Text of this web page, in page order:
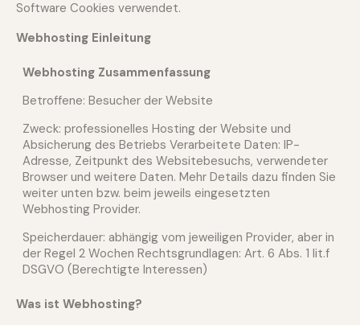
Software Cookies verwendet.
Webhosting Einleitung
Webhosting Zusammenfassung
Betroffene: Besucher der Website
Zweck: professionelles Hosting der Website und
Absicherung des Betriebs Verarbeitete Daten: IP-
Adresse, Zeitpunkt des Websitebesuchs, verwendeter
Browser und weitere Daten. Mehr Details dazu finden Sie
weiter unten bzw. beim jeweils eingesetzten
Webhosting Provider.
Speicherdauer: abhängig vom jeweiligen Provider, aber in
der Regel 2 Wochen Rechtsgrundlagen: Art. 6 Abs. 1 lit.f
DSGVO (Berechtigte Interessen)
Was ist Webhosting?